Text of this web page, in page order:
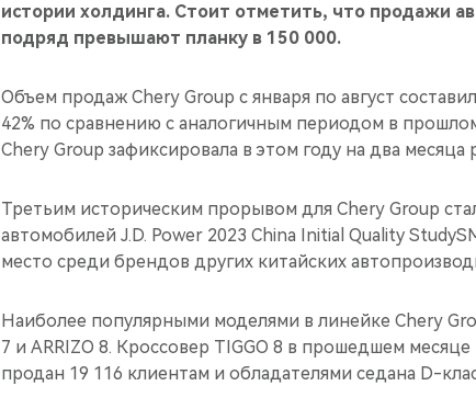
истории холдинга. Стоит отметить, что продажи
подряд превышают планку в 150 000.
Объем продаж Chery Group с января по август
42% по сравнению с аналогичным периодом в
Chery Group зафиксировала в этом году на два
Третьим историческим прорывом для Chery Group
автомобилей J.D. Power 2023 China Initial Quality
место среди брендов других китайских
Наиболее популярными моделями в линейке Chery
7 и ARRIZO 8. Кроссовер TIGGO 8 в прошедшем
продан 19 116 клиентам и обладателями седана D-